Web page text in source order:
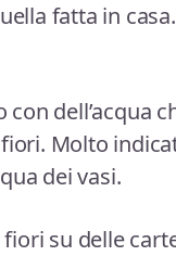
fatta in
dell’acqua
Molto
dei vasi.
su delle